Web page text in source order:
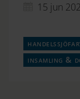
15 jun
insamling &